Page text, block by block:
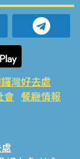
灣好去處
會 餐廳情報